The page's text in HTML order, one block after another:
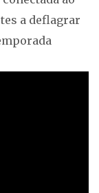
a deflagrar